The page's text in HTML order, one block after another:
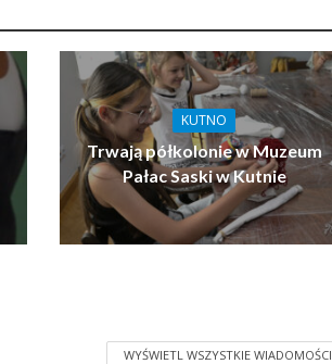
KUTNO
Trwają półkolonie w Muzeum
Pałac Saski w Kutnie
WYŚWIETL WSZYSTKIE WIADOMOŚCI